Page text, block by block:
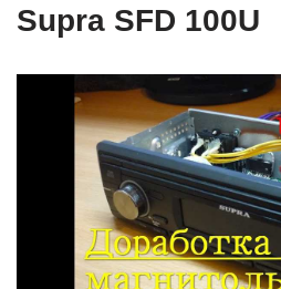
Supra SFD 100U